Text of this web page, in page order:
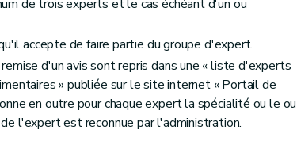
de trois experts et le cas échéant d'un ou
accepte de faire partie du groupe d'expert.
d'un avis sont repris dans une « liste d'experts
» publiée sur le site internet « Portail de
en outre pour chaque expert la spécialité ou le ou
l'expert est reconnue par l'administration.